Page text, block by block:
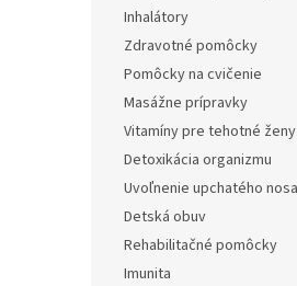
Inhalátory
Zdravotné pomôcky
Pomôcky na cvičenie
Masážne prípravky
Vitamíny pre tehotné ženy
Detoxikácia organizmu
Uvoľnenie upchatého nosa
Detská obuv
Rehabilitačné pomôcky
Imunita